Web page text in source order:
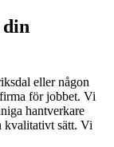
eller någon
för jobbet. Vi
hantverkare
kvalitativt sätt. Vi